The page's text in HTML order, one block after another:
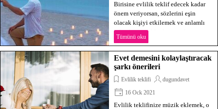
Birisine evlilik teklif edecek kadar
önem veriyorsan, sözlerini eşin
olacak kişiyi etkilemek ve anlamlı
kılmak için dikkatli seçmelisin.
Tümünü oku
Evet demesini kolaylaştıracak
şarkı önerileri
Evlilik teklifi
dugundavet
16 Ock 2021
Evlilik teklifinize müzik eklemek, o